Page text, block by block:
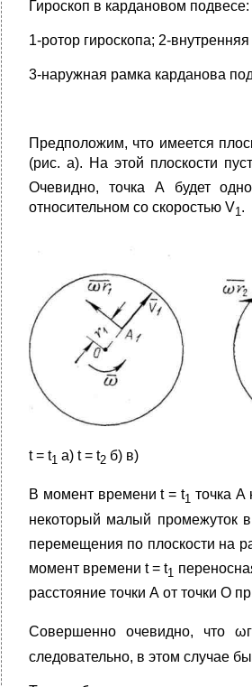
Гироскоп в кардановом подвесе:
1-ротор гироскопа; 2-
3-наружная рамка карданова
Предположим, что имеется
(рис. а). На этой плоскости
Очевид­но, точка А будет
относительном со ско­ростью V1.
t = t1 а) t = t2 б) в)
В момент времени t = t1 точка А
некото­рый малый промежуток
перемещения по плоскости на
момент времени t = t1
расстояние точки А от точки О
Совершенно очевидно, что ωг
следовательно, в этом случае